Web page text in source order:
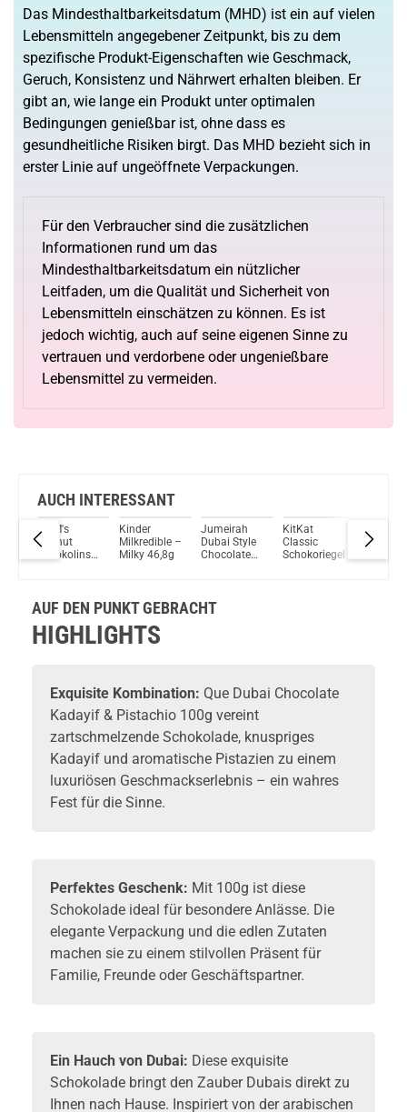
Das Mindesthaltbarkeitsdatum (MHD) ist ein auf vielen
Lebensmitteln angegebener Zeitpunkt, bis zu dem
spezifische Produkt-Eigenschaften wie Geschmack,
Geruch, Konsistenz und Nährwert erhalten bleiben. Er
gibt an, wie lange ein Produkt unter optimalen
Bedingungen genießbar ist, ohne dass es
gesundheitliche Risiken birgt. Das MHD bezieht sich in
erster Linie auf ungeöffnete Verpackungen.
Für den Verbraucher sind die zusätzlichen
Informationen rund um das
Mindesthaltbarkeitsdatum ein nützlicher
Leitfaden, um die Qualität und Sicherheit von
Lebensmitteln einschätzen zu können. Es ist
jedoch wichtig, auch auf seine eigenen Sinne zu
vertrauen und verdorbene oder ungenießbare
Lebensmittel zu vermeiden.
AUCH INTERESSANT
M&M's
Peanut
Schokolinsen
Kinder
Milkredible –
Milky 46,8g
Jumeirah
Dubai Style
Chocolate
KitKat
Classic
Schokoriegel
Dubai
AUF DEN PUNKT GEBRACHT
HIGHLIGHTS
Exquisite Kombination: Que Dubai Chocolate
Kadayif & Pistachio 100g vereint
zartschmelzende Schokolade, knuspriges
Kadayif und aromatische Pistazien zu einem
luxuriösen Geschmackserlebnis – ein wahres
Fest für die Sinne.
Perfektes Geschenk: Mit 100g ist diese
Schokolade ideal für besondere Anlässe. Die
elegante Verpackung und die edlen Zutaten
machen sie zu einem stilvollen Präsent für
Familie, Freunde oder Geschäftspartner.
Ein Hauch von Dubai: Diese exquisite
Schokolade bringt den Zauber Dubais direkt zu
Ihnen nach Hause. Inspiriert von der arabischen